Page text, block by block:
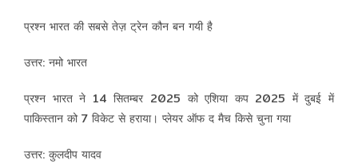
प्रश्न भारत की सबसे तेज़ ट्रेन कौन बन गयी है
उत्तर: नमो भारत
प्रश्न भारत ने 14 सितम्बर 2025 को एशिया कप 2025 में दुबई में
पाकिस्तान को 7 विकेट से हराया। प्लेयर ऑफ द मैच किसे चुना गया
उत्तर: कुलदीप यादव